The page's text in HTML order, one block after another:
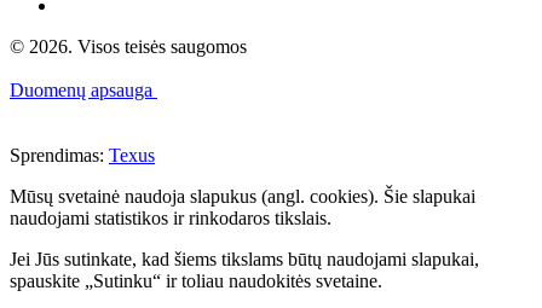
© 2026. Visos teisės saugomos
Duomenų apsauga
Sprendimas: Texus
Mūsų svetainė naudoja slapukus (angl. cookies). Šie slapukai
naudojami statistikos ir rinkodaros tikslais.
Jei Jūs sutinkate, kad šiems tikslams būtų naudojami slapukai,
spauskite „Sutinku“ ir toliau naudokitės svetaine.